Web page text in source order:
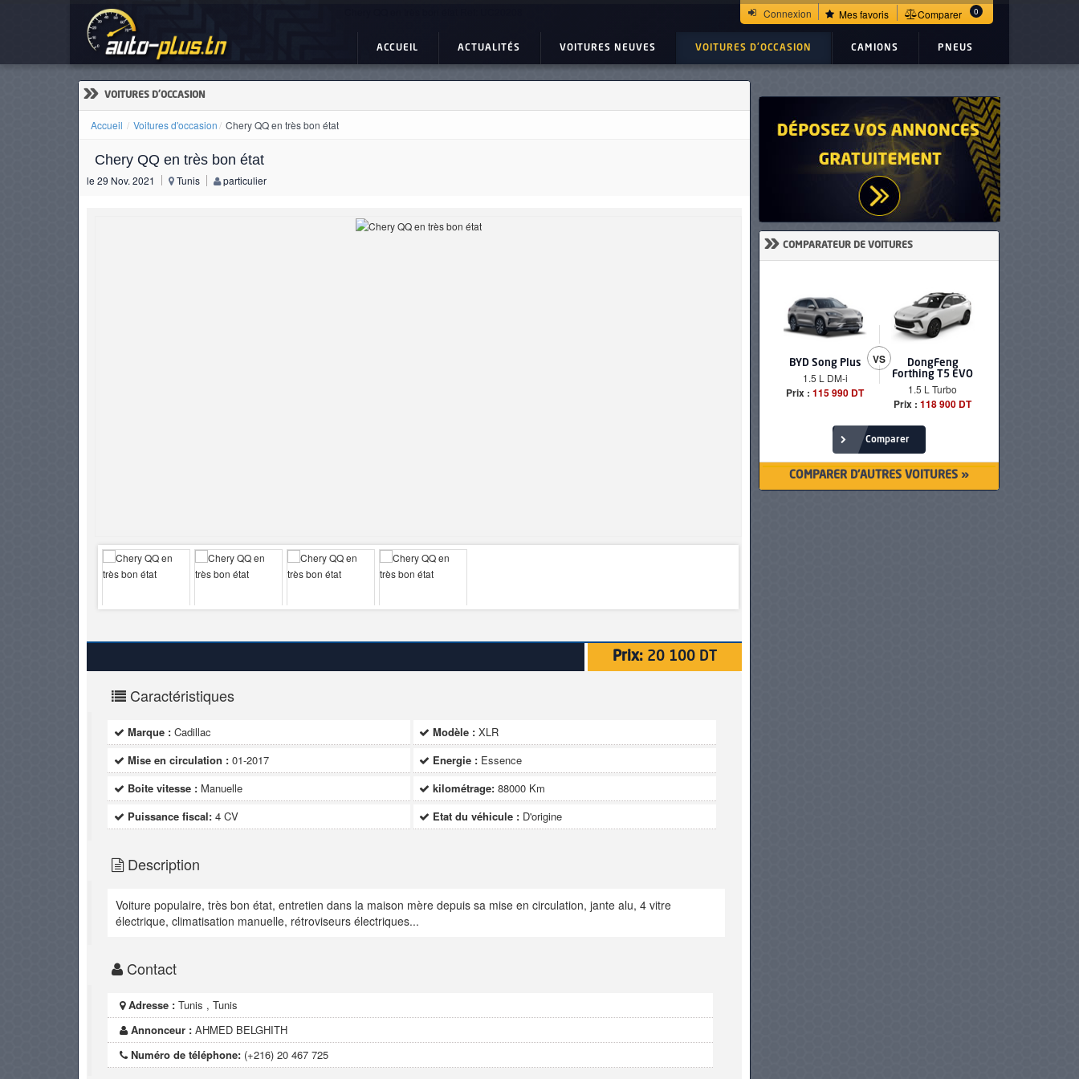
Connexion Mes favoris Comparer 0
ACCUEIL ACTUALITÉS VOITURES NEUVES VOITURES D'OCCASION CAMIONS PNEUS
» VOITURES D'OCCASION
Accueil Voitures d'occasion Chery QQ en très bon état
Chery QQ en très bon état
le 29 Nov. 2021 Tunis particulier
Prix: 20 100 DT
Caractéristiques
Marque : Cadillac Modèle : XLR
Mise en circulation : 01-2017 Energie : Essence
Boite vitesse : Manuelle kilométrage: 88000 Km
Puissance fiscal: 4 CV Etat du véhicule : D'origine
Description
Voiture populaire, très bon état, entretien dans la maison mère depuis sa mise en circulation, jante alu, 4 vitre
électrique, climatisation manuelle, rétroviseurs électriques...
Contact
Adresse : Tunis , Tunis
Annonceur : AHMED BELGHITH
Numéro de téléphone: (+216) 20 467 725
» COMPARATEUR DE VOITURES
BYD Song Plus
1.5 L DM-i
Prix : 115 990 DT
VS
DongFeng
Forthing T5 EVO
1.5 L Turbo
Prix : 118 900 DT
Comparer
COMPARER D'AUTRES VOITURES »
ACTUALITÉS